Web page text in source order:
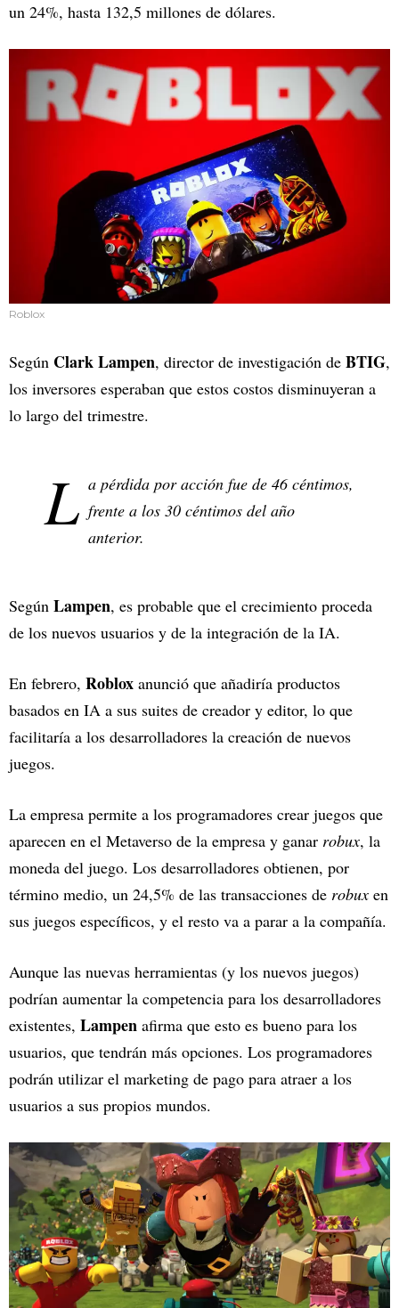
un 24%, hasta 132,5 millones de dólares.
Roblox
Según Clark Lampen, director de investigación de BTIG,
los inversores esperaban que estos costos disminuyeran a
lo largo del trimestre.
L a pérdida por acción fue de 46 céntimos,
frente a los 30 céntimos del año
anterior.
Según Lampen, es probable que el crecimiento proceda
de los nuevos usuarios y de la integración de la IA.
En febrero, Roblox anunció que añadiría productos
basados en IA a sus suites de creador y editor, lo que
facilitaría a los desarrolladores la creación de nuevos
juegos.
La empresa permite a los programadores crear juegos que
aparecen en el Metaverso de la empresa y ganar robux, la
moneda del juego. Los desarrolladores obtienen, por
término medio, un 24,5% de las transacciones de robux en
sus juegos específicos, y el resto va a parar a la compañía.
Aunque las nuevas herramientas (y los nuevos juegos)
podrían aumentar la competencia para los desarrolladores
existentes, Lampen afirma que esto es bueno para los
usuarios, que tendrán más opciones. Los programadores
podrán utilizar el marketing de pago para atraer a los
usuarios a sus propios mundos.